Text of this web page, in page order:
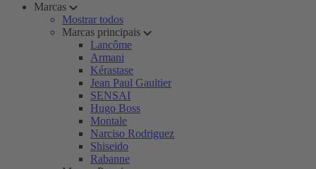
Marcas
Mostrar todos
Marcas principais
Lancôme
Armani
Kérastase
Jean Paul Gaultier
SENSAI
Hugo Boss
Montale
Narciso Rodriguez
Shiseido
Rabanne